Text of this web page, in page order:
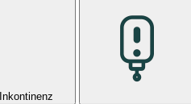
Inkontinenz